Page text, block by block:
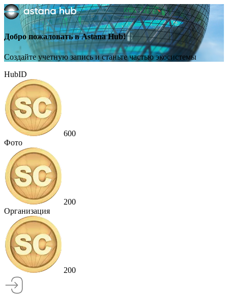
Добро пожаловать в Astana Hub!
Создайте учетную запись и станьте частью экосистемы
HubID
600
Фото
200
Организация
200